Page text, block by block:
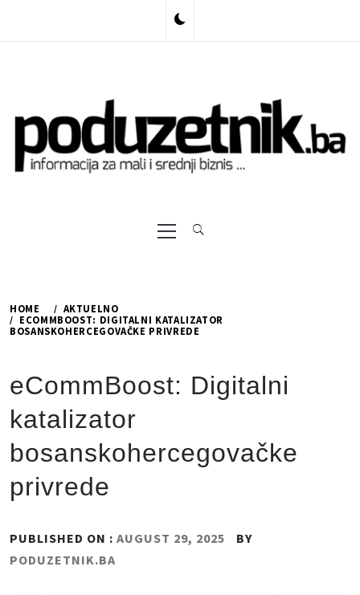
Primary
Menu
HOME
AKTUELNO
ECOMMBOOST: DIGITALNI KATALIZATOR
BOSANSKOHERCEGOVAČKE PRIVREDE
eCommBoost: Digitalni
katalizator
bosanskohercegovačke
privrede
PUBLISHED ON : AUGUST 29, 2025
BY
PODUZETNIK.BA